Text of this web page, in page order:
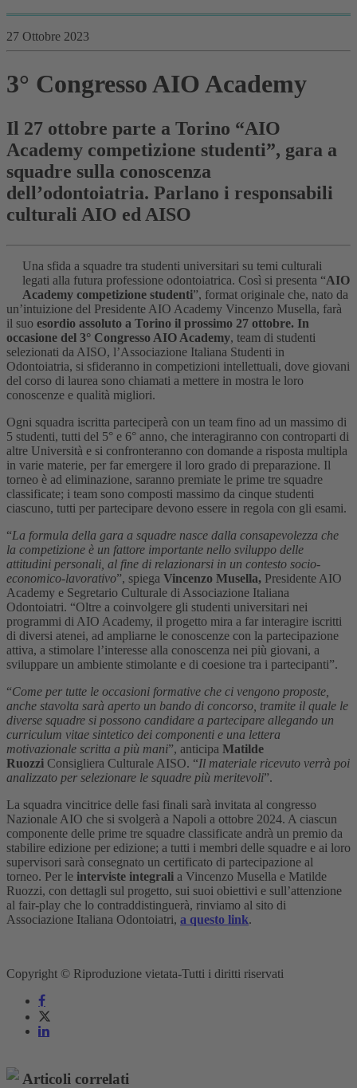
27 Ottobre 2023
3° Congresso AIO Academy
Il 27 ottobre parte a Torino “AIO
Academy competizione studenti”, gara a
squadre sulla conoscenza
dell’odontoiatria. Parlano i responsabili
culturali AIO ed AISO
Una sfida a squadre tra studenti universitari su temi culturali
legati alla futura professione odontoiatrica. Così si presenta “AIO
Academy competizione studenti”, format originale che, nato da
un’intuizione del Presidente AIO Academy Vincenzo Musella, farà
il suo esordio assoluto a Torino il prossimo 27 ottobre. In
occasione del 3° Congresso AIO Academy, team di studenti
selezionati da AISO, l’Associazione Italiana Studenti in
Odontoiatria, si sfideranno in competizioni intellettuali, dove giovani
del corso di laurea sono chiamati a mettere in mostra le loro
conoscenze e qualità migliori.
Ogni squadra iscritta parteciperà con un team fino ad un massimo di
5 studenti, tutti del 5° e 6° anno, che interagiranno con controparti di
altre Università e si confronteranno con domande a risposta multipla
in varie materie, per far emergere il loro grado di preparazione. Il
torneo è ad eliminazione, saranno premiate le prime tre squadre
classificate; i team sono composti massimo da cinque studenti
ciascuno, tutti per partecipare devono essere in regola con gli esami.
“La formula della gara a squadre nasce dalla consapevolezza che
la competizione è un fattore importante nello sviluppo delle
attitudini personali, al fine di relazionarsi in un contesto socio-
economico-lavorativo”, spiega Vincenzo Musella, Presidente AIO
Academy e Segretario Culturale di Associazione Italiana
Odontoiatri. “Oltre a coinvolgere gli studenti universitari nei
programmi di AIO Academy, il progetto mira a far interagire iscritti
di diversi atenei, ad ampliarne le conoscenze con la partecipazione
attiva, a stimolare l’interesse alla conoscenza nei più giovani, a
sviluppare un ambiente stimolante e di coesione tra i partecipanti”.
“Come per tutte le occasioni formative che ci vengono proposte,
anche stavolta sarà aperto un bando di concorso, tramite il quale le
diverse squadre si possono candidare a partecipare allegando un
curriculum vitae sintetico dei componenti e una lettera
motivazionale scritta a più mani”, anticipa Matilde
Ruozzi Consigliera Culturale AISO. “Il materiale ricevuto verrà poi
analizzato per selezionare le squadre più meritevoli”.
La squadra vincitrice delle fasi finali sarà invitata al congresso
Nazionale AIO che si svolgerà a Napoli a ottobre 2024. A ciascun
componente delle prime tre squadre classificate andrà un premio da
stabilire edizione per edizione; a tutti i membri delle squadre e ai loro
supervisori sarà consegnato un certificato di partecipazione al
torneo. Per le interviste integrali a Vincenzo Musella e Matilde
Ruozzi, con dettagli sul progetto, sui suoi obiettivi e sull’attenzione
al fair-play che lo contraddistinguerà, rinviamo al sito di
Associazione Italiana Odontoiatri, a questo link.
Copyright © Riproduzione vietata-Tutti i diritti riservati
Articoli correlati